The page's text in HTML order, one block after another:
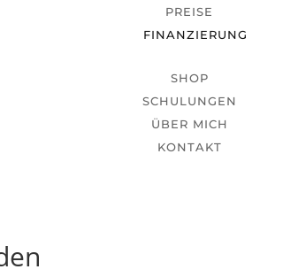
PREISE
FINANZIERUNG
SHOP
SCHULUNGEN
ÜBER MICH
KONTAKT